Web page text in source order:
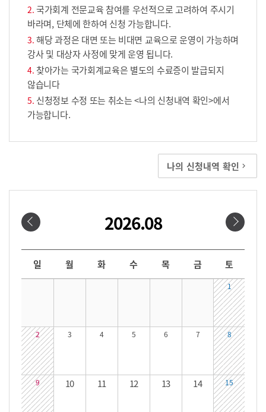
국가회계 전문교육 참여를 우선적으로 고려하여 주시기
바라며, 단체에 한하여 신청 가능합니다.
해당 과정은 대면 또는 비대면 교육으로 운영이 가능하며
강사 및 대상자 사정에 맞게 운영 됩니다.
찾아가는 국가회계교육은 별도의 수료증이 발급되지
않습니다
신청정보 수정 또는 취소는 <나의 신청내역 확인>에서
가능합니다.
나의 신청내역 확인
2026.08
날짜선택
일 월 화 수 목 금 토
1
2 3 4 5 6 7 8
9 10 11 12 13 14 15